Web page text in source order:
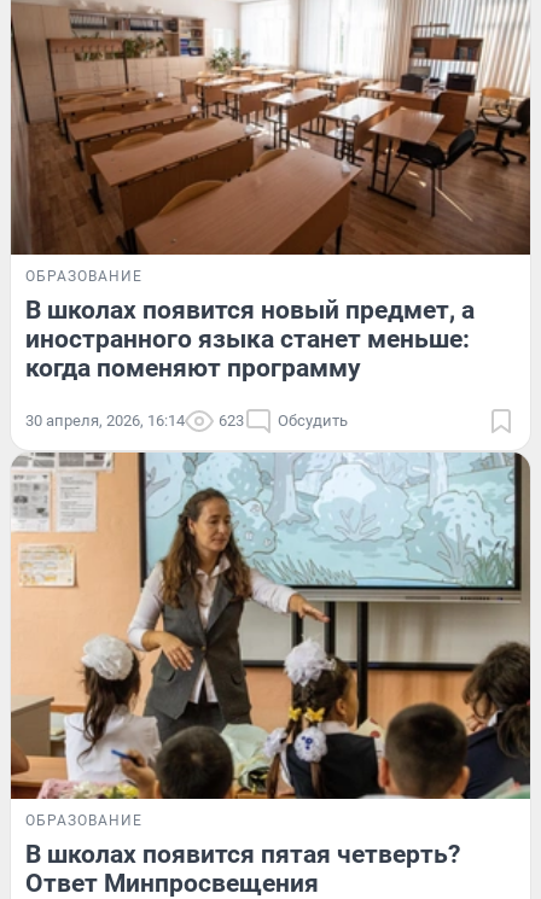
ОБРАЗОВАНИЕ
В школах появится новый предмет, а
иностранного языка станет меньше:
когда поменяют программу
30 апреля, 2026, 16:14 623 Обсудить
ОБРАЗОВАНИЕ
В школах появится пятая четверть?
Ответ Минпросвещения